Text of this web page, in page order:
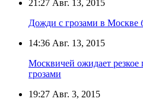
21:27 Авг. 13, 2015
Дожди с грозами в Москве
14:36 Авг. 13, 2015
Москвичей ожидает
грозами
19:27 Авг. 3, 2015